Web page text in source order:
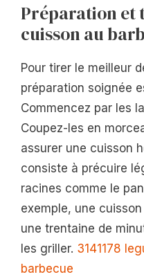
Préparation et
cuisson au
Pour tirer le meilleur
préparation soignée
Commencez par les
Coupez-les en
assurer une cuisson
consiste à précuire
racines comme le
exemple, une
une trentaine de
les griller. 3141178
barbecue